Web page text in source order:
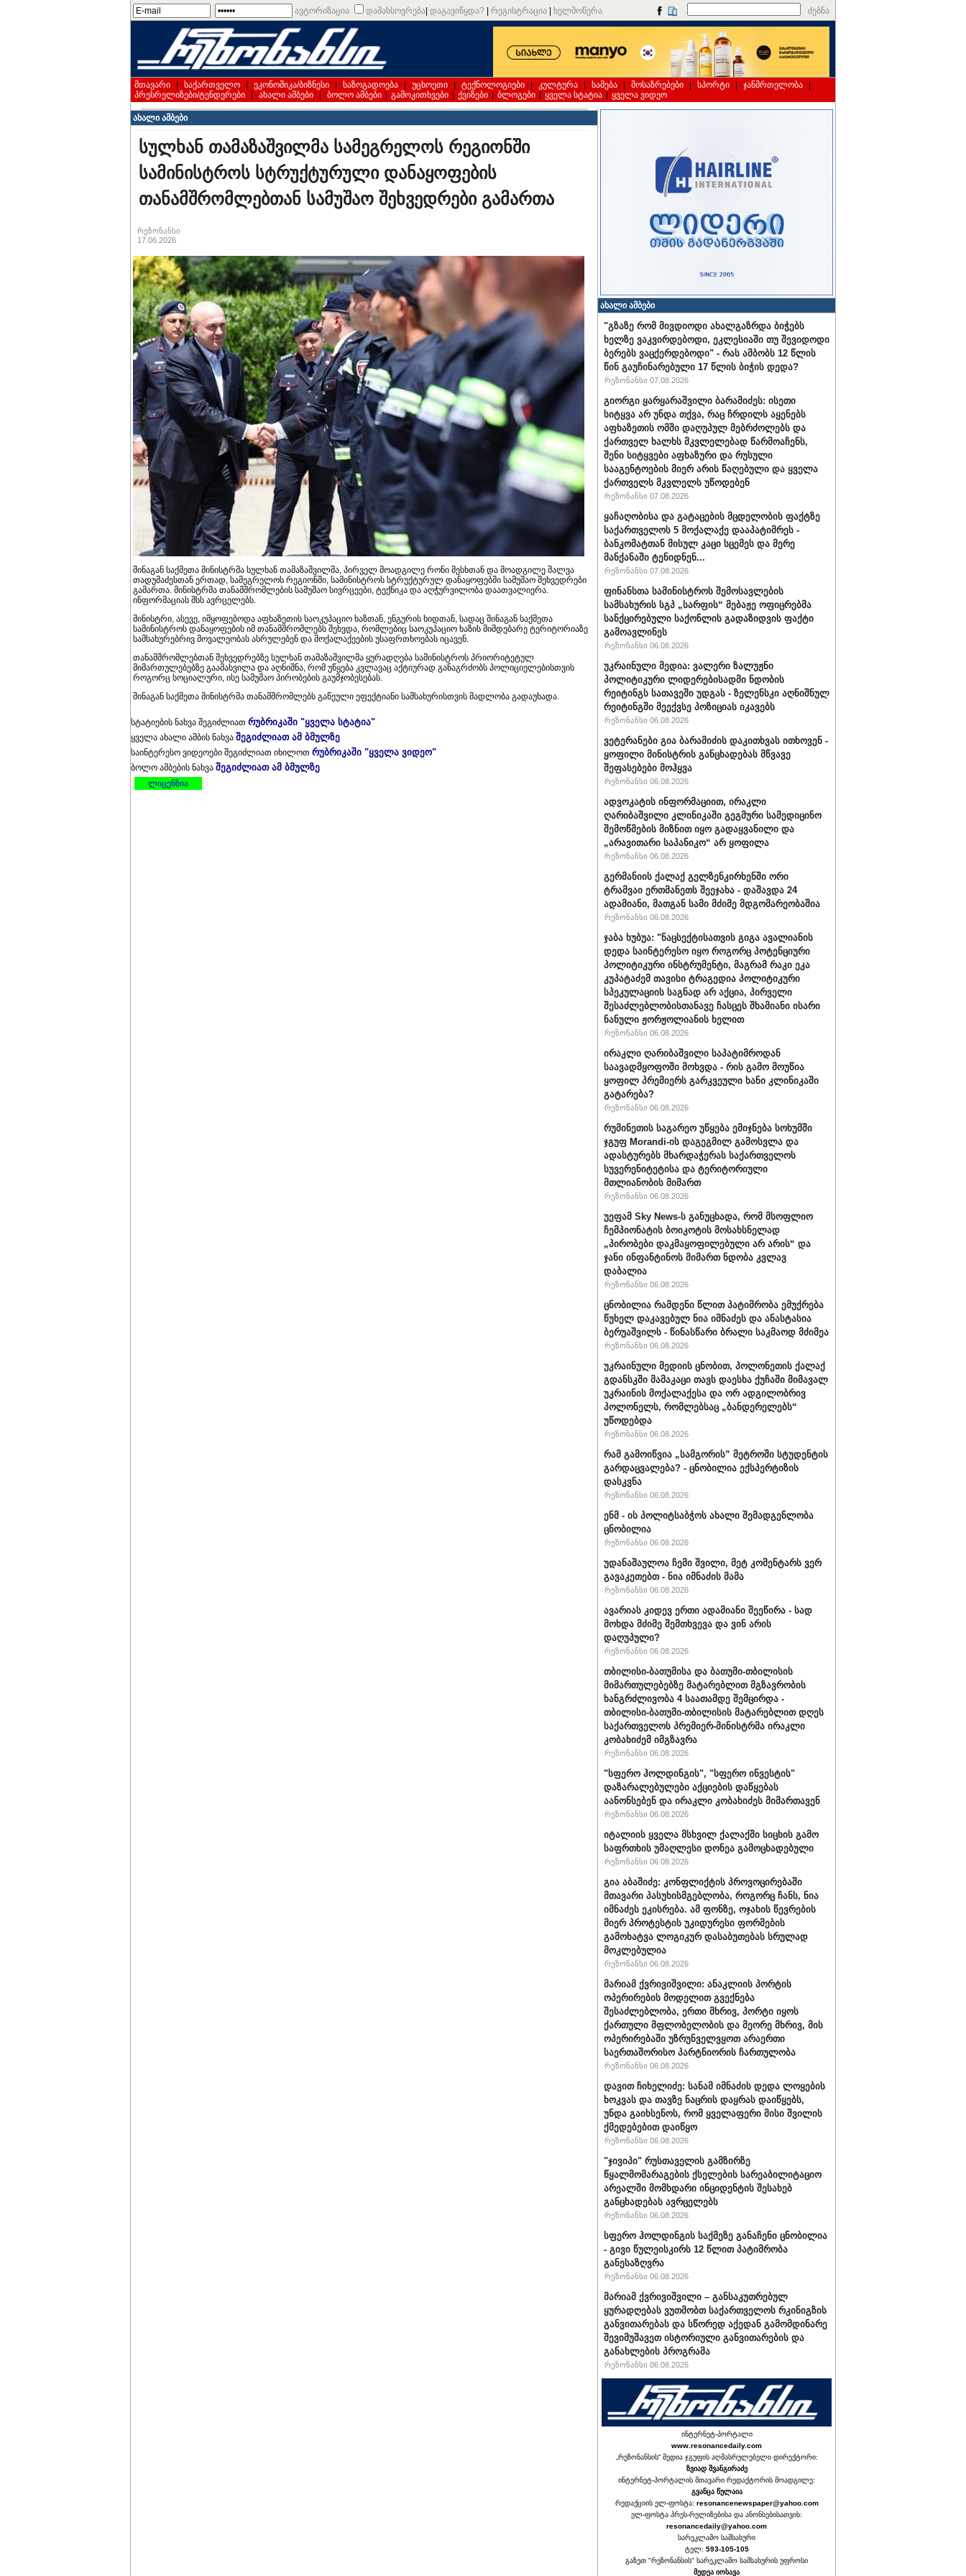
ავტორიზაცია დამახსოვრება დაგავიწყდა? რეგისტრაცია ხელმოწერა ძებნა
მთავარი საქართველო ეკონომიკა/ბიზნესი საზოგადოება უცხოეთი ტექნოლოგიები კულტურა სამება მოსაზრებები სპორტი ჯანმრთელობა
პრესრელიზები/ტენდერები
ახალი ამბები ბოლო ამბები გამოკითხვები ქვიზები ბლოგები ყველა სტატია ყველა ვიდეო
ახალი ამბები
სულხან თამაზაშვილმა სამეგრელოს რეგიონში
სამინისტროს სტრუქტურული დანაყოფების
თანამშრომლებთან სამუშაო შეხვედრები გამართა
რეზონანსი
17.06.2026
შინაგან საქმეთა მინისტრმა სულხან თამაზაშვილმა, პირველ მოადგილე რონი მესხთან და მოადგილე შალვა
თადუმაძესთან ერთად, სამეგრელოს რეგიონში, სამინისტროს სტრუქტურულ დანაყოფებში სამუშაო შეხვედრები
გამართა. მინისტრმა თანამშრომლების სამუშაო სივრცეები, ტექნიკა და აღჭურვილობა დაათვალიერა.
ინფორმაციას შსს ავრცელებს.
მინისტრი, ასევე, იმყოფებოდა აფხაზეთის საოკუპაციო ხაზთან, ენგურის ხიდთან, სადაც შინაგან საქმეთა
სამინისტროს დანაყოფების იმ თანამშრომლებს შეხვდა, რომლებიც საოკუპაციო ხაზის მიმდებარე ტერიტორიაზე
სამსახურებრივ მოვალეობას ასრულებენ და მოქალაქეების უსაფრთხოებას იცავენ.
თანამშრომლებთან შეხვედრებზე სულხან თამაზაშვილმა ყურადღება სამინისტროს პრიორიტეტულ
მიმართულებებზე გაამახვილა და აღნიშნა, რომ უწყება კვლავაც აქტიურად განაგრძობს პოლიციელებისთვის
როგორც სოციალური, ისე სამუშაო პირობების გაუმჯობესებას.
შინაგან საქმეთა მინისტრმა თანამშრომლებს გაწეული ეფექტიანი სამსახურისთვის მადლობა გადაუხადა.
სტატიების ნახვა შეგიძლიათ რუბრიკაში "ყველა სტატია"
ყველა ახალი ამბის ნახვა შეგიძლიათ ამ ბმულზე
საინტერესო ვიდეოები შეგიძლიათ იხილოთ რუბრიკაში "ყველა ვიდეო"
ბოლო ამბების ნახვა შეგიძლიათ ამ ბმულზე
ლიცენზია
ახალი ამბები
"გზაზე რომ მივდიოდი ახალგაზრდა ბიჭებს
ხელზე ვაკვირდებოდი, ეკლესიაში თუ შევიდოდი
ბერებს ვაცქერდებოდი" - რას ამბობს 12 წლის
წინ გაუჩინარებული 17 წლის ბიჭის დედა?
რეზონანსი 07.08.2026
გიორგი ყარყარაშვილი ბარამიძეს: ისეთი
სიტყვა არ უნდა თქვა, რაც ჩრდილს აყენებს
აფხაზეთის ომში დაღუპულ მებრძოლებს და
ქართველ ხალხს მკვლელებად წარმოაჩენს,
შენი სიტყვები აფხაზური და რუსული
სააგენტოების მიერ არის წაღებული და ყველა
ქართველს მკვლელს უწოდებენ
რეზონანსი 07.08.2026
ყაჩაღობისა და გატაცების მცდელობის ფაქტზე
საქართველოს 5 მოქალაქე დააპატიმრეს -
ბანკომატთან მისულ კაცი სცემეს და მერე
მანქანაში ტენიდნენ...
რეზონანსი 07.08.2026
ფინანსთა სამინისტროს შემოსავლების
სამსახურის სგპ „სარფის“ მებაჟე ოფიცრებმა
სანქცირებული საქონლის გადაზიდვის ფაქტი
გამოავლინეს
რეზონანსი 06.08.2026
უკრაინული მედია: ვალერი ზალუჟნი
პოლიტიკური ლიდერებისადმი ნდობის
რეიტინგს სათავეში უდგას - ზელენსკი აღნიშნულ
რეიტინგში მეექვსე პოზიციას იკავებს
რეზონანსი 06.08.2026
ვეტერანები გია ბარამიძის დაკითხვას ითხოვენ -
ყოფილი მინისტრის განცხადებას მწვავე
შეფასებები მოჰყვა
რეზონანსი 06.08.2026
ადვოკატის ინფორმაციით, ირაკლი
ღარიბაშვილი კლინიკაში გეგმური სამედიცინო
შემოწმების მიზნით იყო გადაყვანილი და
„არავითარი საპანიკო“ არ ყოფილა
რეზონანსი 06.08.2026
გერმანიის ქალაქ გელზენკირხენში ორი
ტრამვაი ერთმანეთს შეეჯახა - დაშავდა 24
ადამიანი, მათგან სამი მძიმე მდგომარეობაშია
რეზონანსი 06.08.2026
ჯაბა ხუბუა: "ნაცსექტისათვის გიგა ავალიანის
დედა საინტერესო იყო როგორც პოტენციური
პოლიტიკური ინსტრუმენტი, მაგრამ რაკი ეკა
კუპატაძემ თავისი ტრაგედია პოლიტიკური
სპეკულაციის საგნად არ აქცია, პირველი
შესაძლებლობისთანავე ჩასცეს შხამიანი ისარი
ნანული ჟორჟოლიანის ხელით
რეზონანსი 06.08.2026
ირაკლი ღარიბაშვილი საპატიმროდან
საავადმყოფოში მოხვდა - რის გამო მოუწია
ყოფილ პრემიერს გარკვეული ხანი კლინიკაში
გატარება?
რეზონანსი 06.08.2026
რუმინეთის საგარეო უწყება ემიჯნება სოხუმში
ჯგუფ Morandi-ის დაგეგმილ გამოსვლა და
ადასტურებს მხარდაჭერას საქართველოს
სუვერენიტეტისა და ტერიტორიული
მთლიანობის მიმართ
რეზონანსი 06.08.2026
უეფამ Sky News-ს განუცხადა, რომ მსოფლიო
ჩემპიონატის ბოიკოტის მოსახსნელად
„პირობები დაკმაყოფილებული არ არის“ და
ჯანი ინფანტინოს მიმართ ნდობა კვლავ
დაბალია
რეზონანსი 06.08.2026
ცნობილია რამდენი წლით პატიმრობა ემუქრება
წუხელ დაკავებულ ნია იმნაძეს და ანასტასია
ბერუაშვილს - წინასწარი ბრალი საკმაოდ მძიმეა
რეზონანსი 06.08.2026
უკრაინული მედიის ცნობით, პოლონეთის ქალაქ
გდანსკში მამაკაცი თავს დაესხა ქუჩაში მიმავალ
უკრაინის მოქალაქესა და ორ ადგილობრივ
პოლონელს, რომლებსაც „ბანდერელებს“
უწოდებდა
რეზონანსი 06.08.2026
რამ გამოიწვია „სამგორის” მეტროში სტუდენტის
გარდაცვალება? - ცნობილია ექსპერტიზის
დასკვნა
რეზონანსი 06.08.2026
ენმ - ის პოლიტსაბჭოს ახალი შემადგენლობა
ცნობილია
რეზონანსი 06.08.2026
უდანაშაულოა ჩემი შვილი, მეტ კომენტარს ვერ
გავაკეთებთ - ნია იმნაძის მამა
რეზონანსი 06.08.2026
ავარიას კიდევ ერთი ადამიანი შეეწირა - სად
მოხდა მძიმე შემთხვევა და ვინ არის
დაღუპული?
რეზონანსი 06.08.2026
თბილისი-ბათუმისა და ბათუმი-თბილისის
მიმართულებებზე მატარებლით მგზავრობის
ხანგრძლივობა 4 საათამდე შემცირდა -
თბილისი-ბათუმი-თბილისის მატარებლით დღეს
საქართველოს პრემიერ-მინისტრმა ირაკლი
კობახიძემ იმგზავრა
რეზონანსი 06.08.2026
"სფერო ჰოლდინგის", "სფერო ინვესტის"
დაზარალებულები აქციების დაწყებას
აანონსებენ და ირაკლი კობახიძეს მიმართავენ
რეზონანსი 06.08.2026
იტალიის ყველა მსხვილ ქალაქში სიცხის გამო
საფრთხის უმაღლესი დონეა გამოცხადებული
რეზონანსი 06.08.2026
გია აბაშიძე: კონფლიქტის პროვოცირებაში
მთავარი პასუხისმგებლობა, როგორც ჩანს, ნია
იმნაძეს ეკისრება. ამ ფონზე, ოჯახის წევრების
მიერ პროტესტის უკიდურესი ფორმების
გამოხატვა ლოგიკურ დასაბუთებას სრულად
მოკლებულია
რეზონანსი 06.08.2026
მარიამ ქვრივიშვილი: ანაკლიის პორტის
ოპერირების მოდელით გვექნება
შესაძლებლობა, ერთი მხრივ, პორტი იყოს
ქართული მფლობელობის და მეორე მხრივ, მის
ოპერირებაში უზრუნველვყოთ არაერთი
საერთაშორისო პარტნიორის ჩართულობა
რეზონანსი 06.08.2026
დავით ჩიხელიძე: სანამ იმნაძის დედა ლოყების
ხოკვას და თავზე ნაცრის დაყრას დაიწყებს,
უნდა გაიხსენოს, რომ ყველაფერი მისი შვილის
ქმედებებით დაიწყო
რეზონანსი 06.08.2026
"ჯივიპი" რუსთაველის გამზირზე
წყალმომარაგების ქსელების სარეაბილიტაციო
არეალში მომხდარი ინციდენტის შესახებ
განცხადებას ავრცელებს
რეზონანსი 06.08.2026
სფერო ჰოლდინგის საქმეზე განაჩენი ცნობილია
- გივი წულეისკირს 12 წლით პატიმრობა
განესაზღვრა
რეზონანსი 06.08.2026
მარიამ ქვრივიშვილი – განსაკუთრებულ
ყურადღებას ვუთმობთ საქართველოს რკინიგზის
განვითარებას და სწორედ აქედან გამომდინარე
შევიმუშავეთ ისტორიული განვითარების და
განახლების პროგრამა
რეზონანსი 06.08.2026
ინტერნეტ-პორტალი
www.resonancedaily.com
„რეზონანსის“ მედია ჯგუფის აღმასრულებელი დირექტორი:
ზვიად შვანგირაძე
ინტერნეტ-პორტალის მთავარი რედაქტორის მოადგილე:
გვანცა წულაია
რედაქციის ელ-ფოსტა: resonancenewspaper@yahoo.com
ელ-ფოსტა პრეს-რელიზებისა და ანონსებისათვის:
resonancedaily@yahoo.com
სარეკლამო სამსახური
ტელ: 593-105-105
გაზეთ "რეზონანსის" სარეკლამო სამსახურის უფროსი
მედეა იოსავა